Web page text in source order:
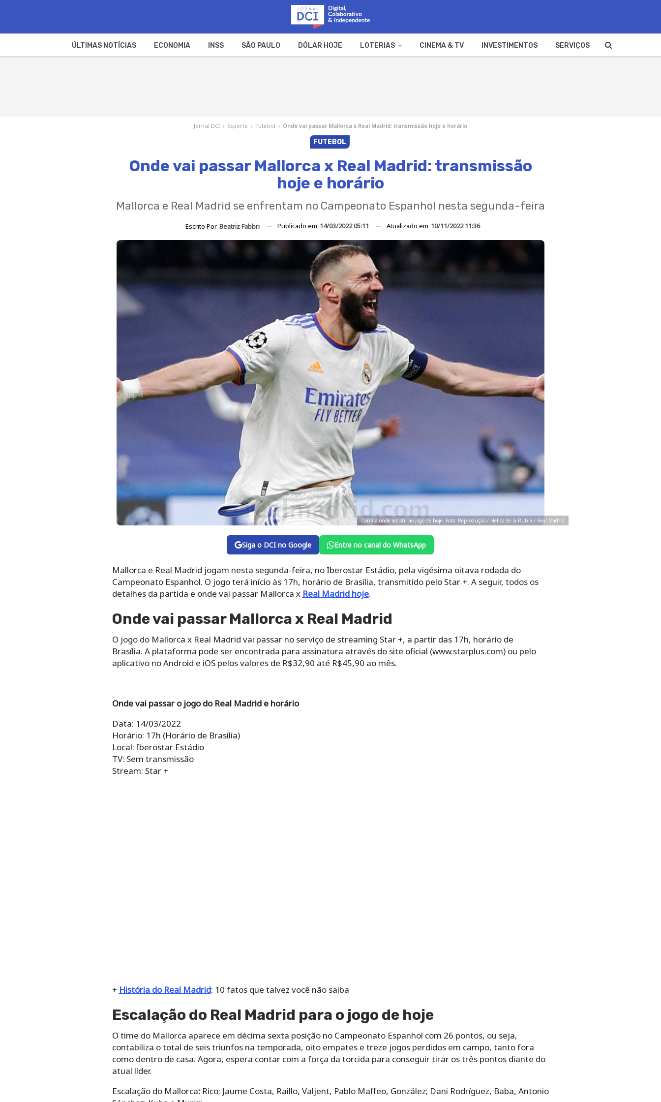
ÚLTIMAS NOTÍCIAS ECONOMIA INSS SÃO PAULO DÓLAR HOJE LOTERIAS CINEMA & TV INVESTIMENTOS SERVIÇOS
Jornal DCI › Esporte › Futebol › Onde vai passar Mallorca x Real Madrid: transmissão hoje e horário
FUTEBOL
Onde vai passar Mallorca x Real Madrid: transmissão
hoje e horário
Mallorca e Real Madrid se enfrentam no Campeonato Espanhol nesta segunda-feira
Escrito Por Beatriz Fabbri Publicado em 14/03/2022 05:11 Atualizado em 10/11/2022 11:36
Confira onde assistir ao jogo de hoje. Foto: Reprodução / Helios de la Rubia / Real Madrid
Siga o DCI no Google Entre no canal do WhatsApp
Mallorca e Real Madrid jogam nesta segunda-feira, no Iberostar Estádio, pela vigésima oitava rodada do
Campeonato Espanhol. O jogo terá início às 17h, horário de Brasília, transmitido pelo Star +. A seguir, todos os
detalhes da partida e onde vai passar Mallorca x Real Madrid hoje.
Onde vai passar Mallorca x Real Madrid
O jogo do Mallorca x Real Madrid vai passar no serviço de streaming Star +, a partir das 17h, horário de
Brasília. A plataforma pode ser encontrada para assinatura através do site oficial (www.starplus.com) ou pelo
aplicativo no Android e iOS pelos valores de R$32,90 até R$45,90 ao mês.
Onde vai passar o jogo do Real Madrid e horário
Data: 14/03/2022
Horário: 17h (Horário de Brasília)
Local: Iberostar Estádio
TV: Sem transmissão
Stream: Star +
+ História do Real Madrid: 10 fatos que talvez você não saiba
Escalação do Real Madrid para o jogo de hoje
O time do Mallorca aparece em décima sexta posição no Campeonato Espanhol com 26 pontos, ou seja,
contabiliza o total de seis triunfos na temporada, oito empates e treze jogos perdidos em campo, tanto fora
como dentro de casa. Agora, espera contar com a força da torcida para conseguir tirar os três pontos diante do
atual líder.
Escalação do Mallorca:Rico; Jaume Costa, Raillo, Valjent, Pablo Maffeo, González; Dani Rodríguez, Baba, Antonio